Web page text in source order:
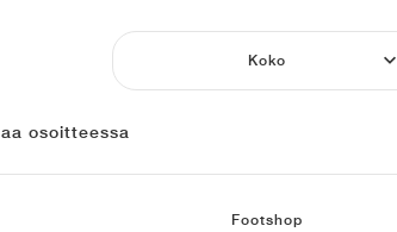
Koko
osoitteessa
Footshop